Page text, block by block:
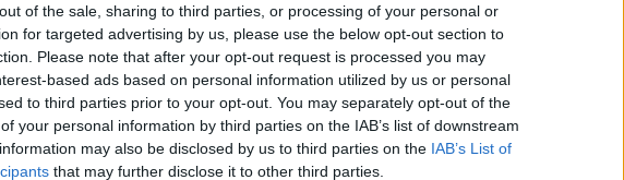
of the sale, sharing to third parties, or processing of your personal or
for targeted advertising by us, please use the below opt-out section to
Please note that after your opt-out request is processed you may
based ads based on personal information utilized by us or personal
to third parties prior to your opt-out. You may separately opt-out of the
your personal information by third parties on the IAB’s list of downstream
may also be disclosed by us to third parties on the IAB’s List of
that may further disclose it to other third parties.